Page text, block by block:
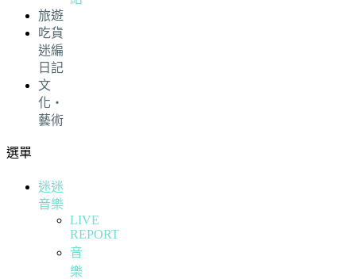
旅遊
吃貨
迷編
日記
文
化・
藝術
選單
迷迷
音樂
LIVE
REPORT
音
樂